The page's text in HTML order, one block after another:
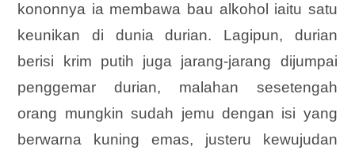
kononnya ia membawa bau alkohol iaitu satu
keunikan di dunia durian. Lagipun, durian
berisi krim putih juga jarang-jarang dijumpai
penggemar durian, malahan sesetengah
orang mungkin sudah jemu dengan isi yang
berwarna kuning emas, justeru kewujudan